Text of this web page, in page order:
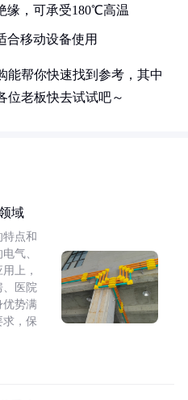
缘，可承受180℃高温
合移动设备使用
能帮你快速找到参考，其中
位老板快去试试吧～
域
点和
气、
上，
、医院
优势满
求，保